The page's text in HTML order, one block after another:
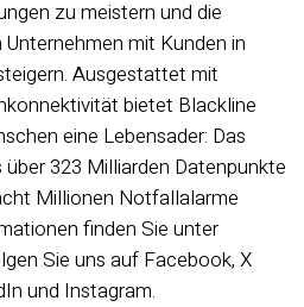
zu meistern und die
mit Kunden in
Ausgestattet mit
bietet Blackline
eine Lebensader: Das
323 Milliarden Datenpunkte
Millionen Notfallalarme
finden Sie unter
Sie uns auf Facebook, X
und Instagram.